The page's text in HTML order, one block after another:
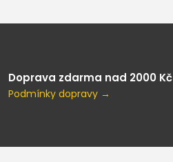
Doprava zdarma nad 2000 Kč
Podmínky dopravy →